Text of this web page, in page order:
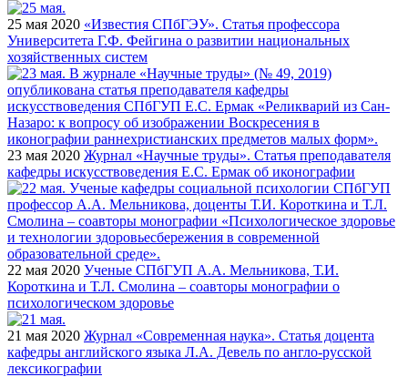
25 мая 2020 «Известия СПбГЭУ». Статья профессора
Университета Г.Ф. Фейгина о развитии национальных
хозяйственных систем
23 мая 2020 Журнал «Научные труды». Статья преподавателя
кафедры искусствоведения Е.С. Ермак об иконографии
22 мая 2020 Ученые СПбГУП А.А. Мельникова, Т.И.
Короткина и Т.Л. Смолина – соавторы монографии о
психологическом здоровье
21 мая 2020 Журнал «Современная наука». Статья доцента
кафедры английского языка Л.А. Девель по англо-русской
лексикографии